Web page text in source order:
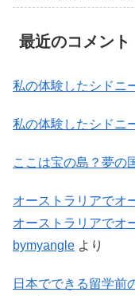
最近のコメント
私の体験したシドニ
私の体験したシドニ
ここは宝の島？夢の
オーストラリアでオ
オーストラリアでオ
bymyangle より
日本でできる留学前